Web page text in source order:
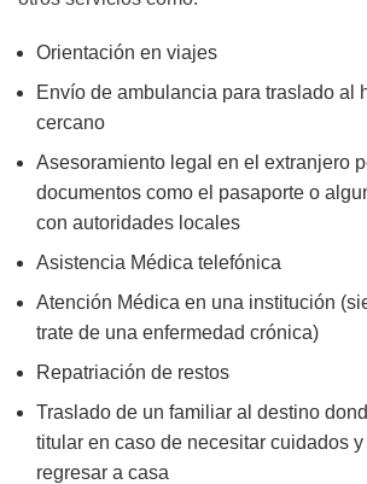
Orientación en viajes
Envío de ambulancia para traslado al
cercano
Asesoramiento legal en el extranjero
documentos como el pasaporte o
con autoridades locales
Asistencia Médica telefónica
Atención Médica en una institución
trate de una enfermedad crónica)
Repatriación de restos
Traslado de un familiar al destino
titular en caso de necesitar cuidados
regresar a casa